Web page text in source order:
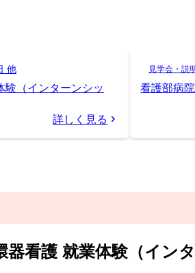
器看護 就業体験（イン